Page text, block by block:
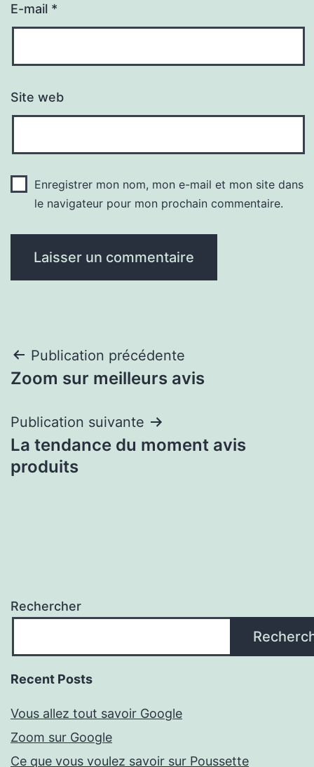
E-mail *
Site web
Enregistrer mon nom, mon e-mail et mon site dans
le navigateur pour mon prochain commentaire.
Navigation
de
l’article
Publication précédente
Zoom sur meilleurs avis
Publication suivante
La tendance du moment avis
produits
Rechercher
Recent Posts
Vous allez tout savoir Google
Zoom sur Google
Ce que vous voulez savoir sur Poussette